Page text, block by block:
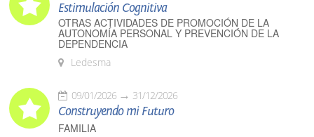
Estimulación Cognitiva
OTRAS ACTIVIDADES DE PROMOCIÓN DE LA
AUTONOMÍA PERSONAL Y PREVENCIÓN DE LA
DEPENDENCIA
Ledesma
09/01/2026 31/12/2026
Construyendo mi Futuro
FAMILIA